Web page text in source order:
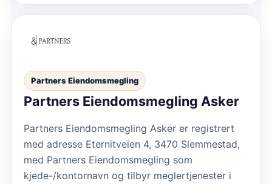
Partners Eiendomsmegling
Partners Eiendomsmegling Asker
Partners Eiendomsmegling Asker er registrert
med adresse Eternitveien 4, 3470 Slemmestad,
med Partners Eiendomsmegling som
kjede-/kontornavn og tilbyr meglertjenester i